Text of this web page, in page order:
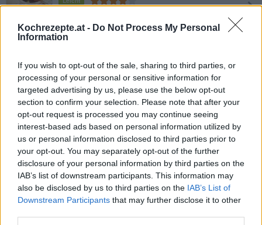
Kochrezepte.at - Do Not Process My Personal
Information
If you wish to opt-out of the sale, sharing to third parties, or
processing of your personal or sensitive information for
targeted advertising by us, please use the below opt-out
section to confirm your selection. Please note that after your
opt-out request is processed you may continue seeing
interest-based ads based on personal information utilized by
us or personal information disclosed to third parties prior to
your opt-out. You may separately opt-out of the further
disclosure of your personal information by third parties on the
IAB’s list of downstream participants. This information may
also be disclosed by us to third parties on the IAB’s List of
Downstream Participants that may further disclose it to other
Vinaigrette-Grundrezept
Honig-Sesam-Ingwer-Marinade für
Tofu und Fisch
Leicht
Chili-Honig-Grillmarinade
Biermarinade für saftiges
Bauchfleisch vom Grill